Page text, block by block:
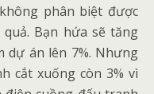
phân biệt được
Bạn hứa sẽ tăng
dự án lên 7%. Nhưng
cắt xuống còn 3% vì